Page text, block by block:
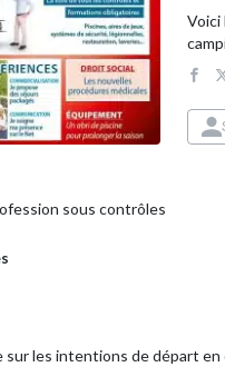
Voici
sous contrôles
sur les intentions de départ en